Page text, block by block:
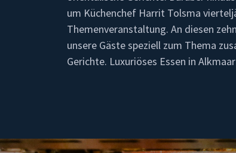
um Küchenchef Harrit Tolsma
Themenveranstaltung. An diesen
unsere Gäste speziell zum Thema
Gerichte. Luxuriöses Essen in